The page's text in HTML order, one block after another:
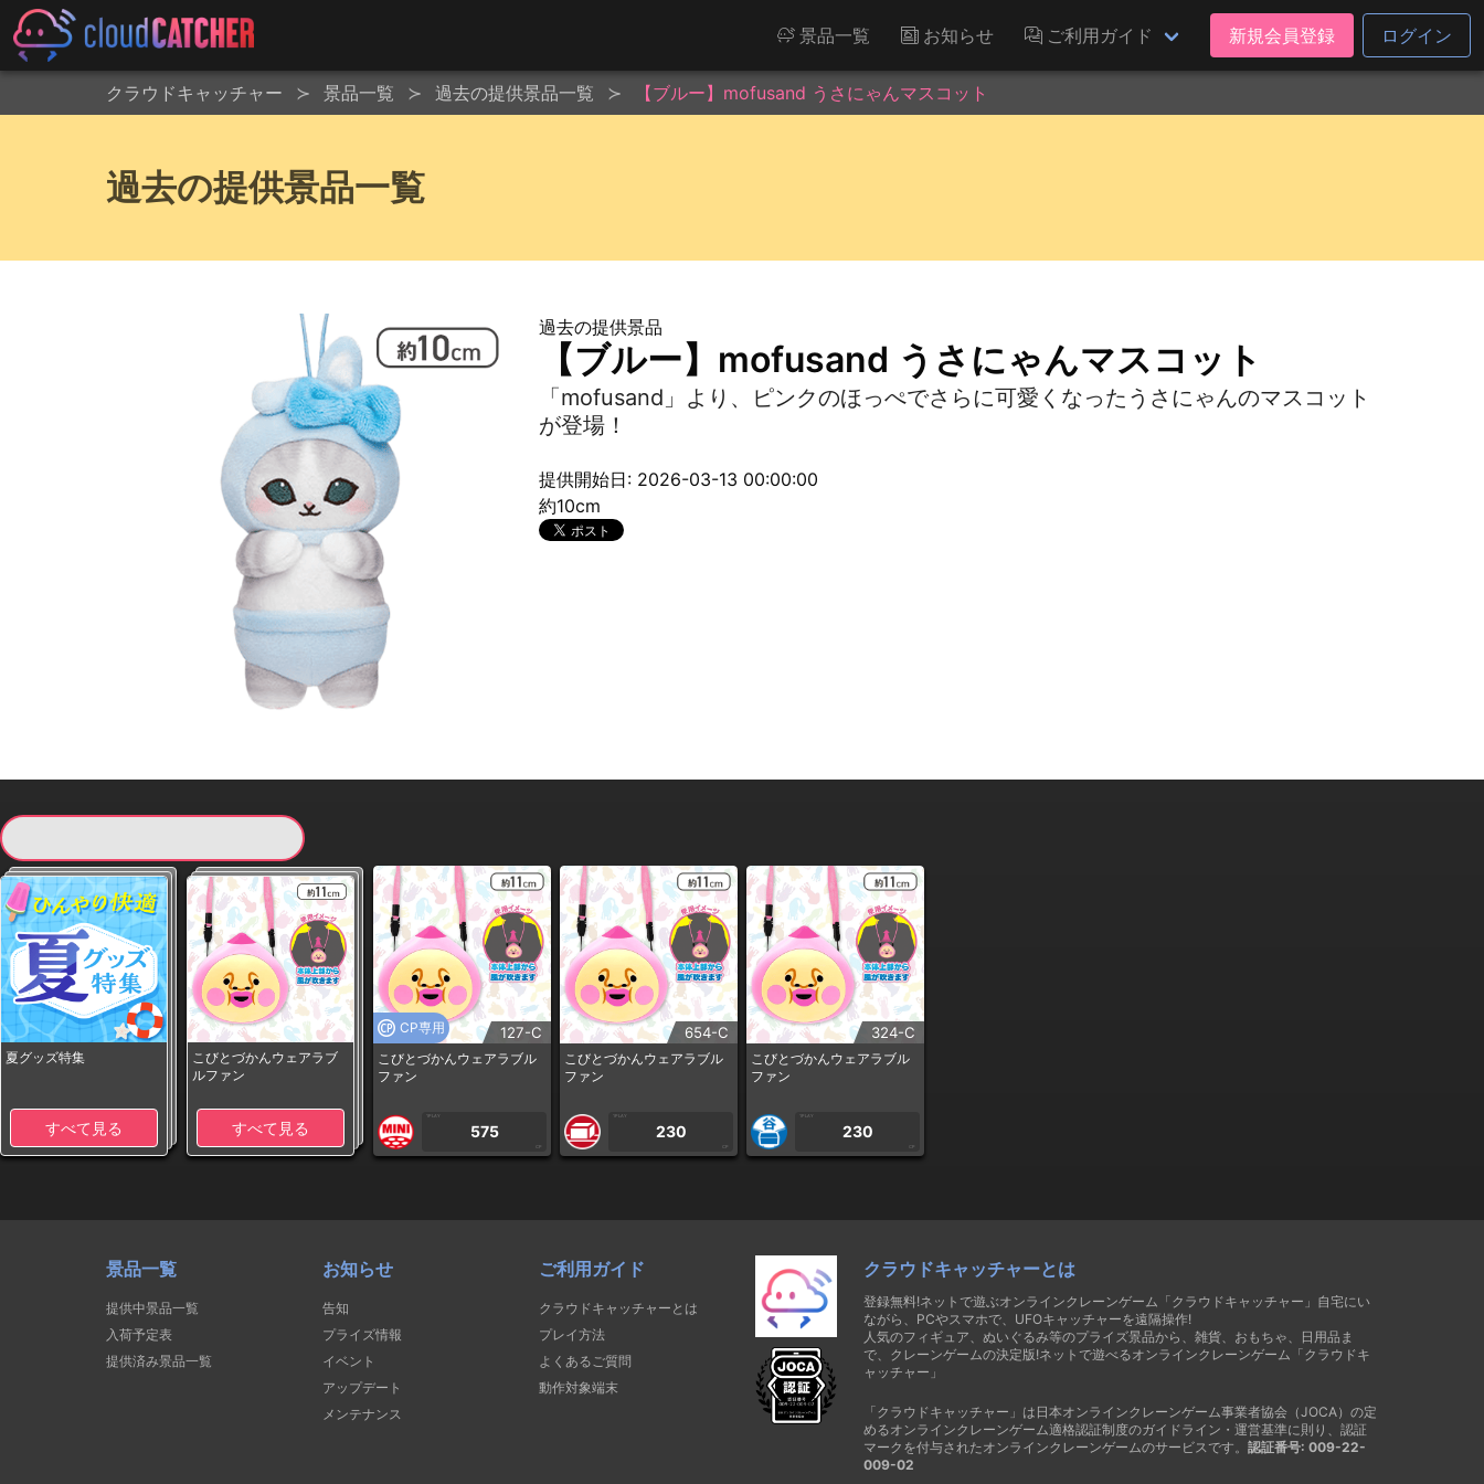
景品一覧 お知らせ ご利用ガイド 新規会員登録 ログイン
クラウドキャッチャー 景品一覧 過去の提供景品一覧 【ブルー】mofusand うさにゃんマスコット
過去の提供景品一覧
過去の提供景品
【ブルー】mofusand うさにゃんマスコット
「mofusand」より、ピンクのほっぺでさらに可愛くなったうさにゃんのマスコット
が登場！
提供開始日: 2026-03-13 00:00:00
約10cm
夏グッズ特集
すべて見る
こびとづかんウェアラブ
ルファン
すべて見る
CP専用 127-C
こびとづかんウェアラブル
ファン
1PLAY
575
CP
654-C
こびとづかんウェアラブル
ファン
1PLAY
230
CP
324-C
こびとづかんウェアラブル
ファン
1PLAY
230
CP
景品一覧
提供中景品一覧
入荷予定表
提供済み景品一覧
お知らせ
告知
プライズ情報
イベント
アップデート
メンテナンス
ご利用ガイド
クラウドキャッチャーとは
プレイ方法
よくあるご質問
動作対象端末
クラウドキャッチャーとは
登録無料!ネットで遊ぶオンラインクレーンゲーム「クラウドキャッチャー」自宅にい
ながら、PCやスマホで、UFOキャッチャーを遠隔操作!
人気のフィギュア、ぬいぐるみ等のプライズ景品から、雑貨、おもちゃ、日用品ま
で、クレーンゲームの決定版!ネットで遊べるオンラインクレーンゲーム「クラウドキ
ャッチャー」
「クラウドキャッチャー」は日本オンラインクレーンゲーム事業者協会（JOCA）の定
めるオンラインクレーンゲーム適格認証制度のガイドライン・運営基準に則り、認証
マークを付与されたオンラインクレーンゲームのサービスです。 認証番号: 009-22-
009-02